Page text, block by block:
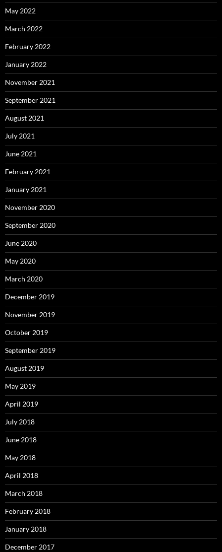
May 2022
March 2022
February 2022
January 2022
November 2021
September 2021
August 2021
July 2021
June 2021
February 2021
January 2021
November 2020
September 2020
June 2020
May 2020
March 2020
December 2019
November 2019
October 2019
September 2019
August 2019
May 2019
April 2019
July 2018
June 2018
May 2018
April 2018
March 2018
February 2018
January 2018
December 2017